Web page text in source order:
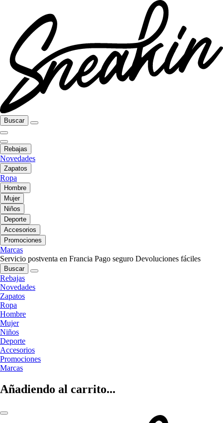
Buscar
Rebajas
Novedades
Zapatos
Ropa
Hombre
Mujer
Niños
Deporte
Accesorios
Promociones
Marcas
Servicio postventa en Francia Pago seguro Devoluciones fáciles
Buscar
Rebajas
Novedades
Zapatos
Ropa
Hombre
Mujer
Niños
Deporte
Accesorios
Promociones
Marcas
Añadiendo al carrito...